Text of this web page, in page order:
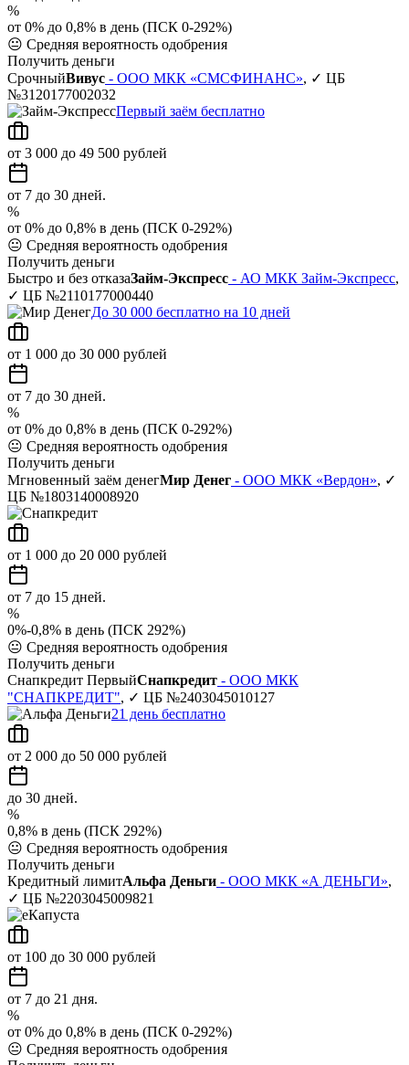
%
от 0% до 0,8% в день (ПСК 0-292%)
😐 Средняя вероятность одобрения
Получить деньги
СрочныйВивус - ООО МКК «СМСФИНАНС», ✓ ЦБ
№3120177002032
Первый заём бесплатно
от 3 000 до 49 500 рублей
от 7 до 30 дней.
%
от 0% до 0,8% в день (ПСК 0-292%)
😐 Средняя вероятность одобрения
Получить деньги
Быстро и без отказаЗайм-Экспресс - АО МКК Займ-Экспресс,
✓ ЦБ №2110177000440
До 30 000 бесплатно на 10 дней
от 1 000 до 30 000 рублей
от 7 до 30 дней.
%
от 0% до 0,8% в день (ПСК 0-292%)
😐 Средняя вероятность одобрения
Получить деньги
Мгновенный заём денегМир Денег - ООО МКК «Вердон», ✓
ЦБ №1803140008920
от 1 000 до 20 000 рублей
от 7 до 15 дней.
%
0%-0,8% в день (ПСК 292%)
😐 Средняя вероятность одобрения
Получить деньги
Снапкредит ПервыйСнапкредит - ООО МКК
"СНАПКРЕДИТ", ✓ ЦБ №2403045010127
21 день бесплатно
от 2 000 до 50 000 рублей
до 30 дней.
%
0,8% в день (ПСК 292%)
😐 Средняя вероятность одобрения
Получить деньги
Кредитный лимитАльфа Деньги - ООО МКК «А ДЕНЬГИ»,
✓ ЦБ №2203045009821
от 100 до 30 000 рублей
от 7 до 21 дня.
%
от 0% до 0,8% в день (ПСК 0-292%)
😐 Средняя вероятность одобрения